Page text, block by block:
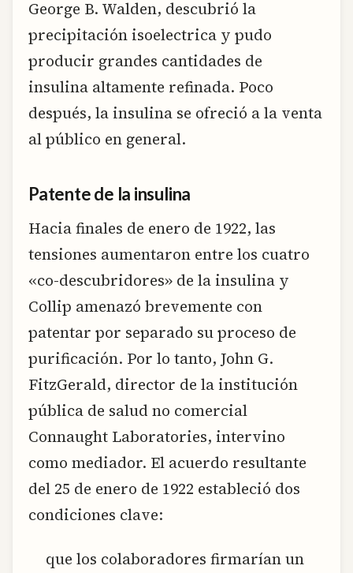
George B. Walden, descubrió la
precipitación isoelectrica y pudo
producir grandes cantidades de
insulina altamente refinada. Poco
después, la insulina se ofreció a la venta
al público en general.
Patente de la insulina
Hacia finales de enero de 1922, las
tensiones aumentaron entre los cuatro
«co-descubridores» de la insulina y
Collip amenazó brevemente con
patentar por separado su proceso de
purificación. Por lo tanto, John G.
FitzGerald, director de la institución
pública de salud no comercial
Connaught Laboratories, intervino
como mediador. El acuerdo resultante
del 25 de enero de 1922 estableció dos
condiciones clave:
que los colaboradores firmarían un